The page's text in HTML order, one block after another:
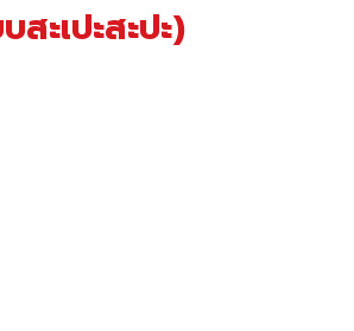
ะเปะสะปะ)